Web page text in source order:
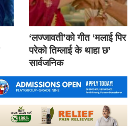
‘लज्जावती’को गीत ‘मलाई पिर
परेको तिम्लाई के थाहा छ’
सार्वजनिक